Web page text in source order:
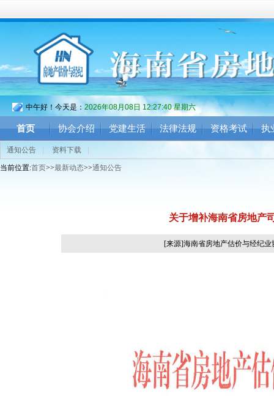
中午好！今天是： 2026年08月08日 12:27:40 星期六
首页 协会介绍 党建生活 法律法规 资格考试 执
通知公告 资料下载
当前位置:首页>>最新动态>>通知公告
关于增补海南省房地产
[来源]海南省房地产估价与经纪